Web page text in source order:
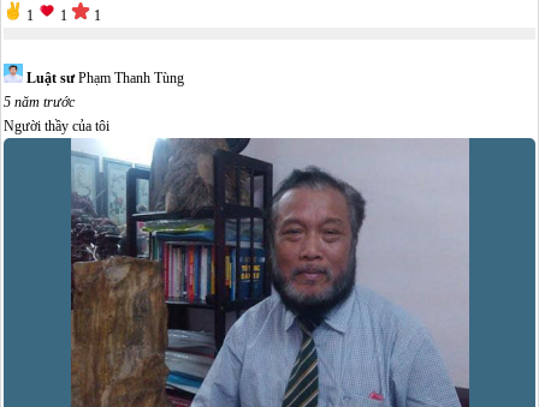
1 1 1
Luật sưPhạm Thanh Tùng
5 năm trước
Người thầy của tôi